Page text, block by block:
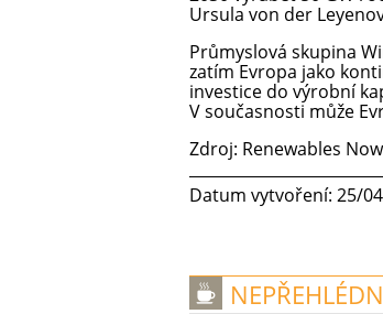
Ursula von der
Průmyslová skupina
zatím Evropa jako
investice do výrobní
V současnosti může
Zdroj: Renewables Now
Datum vytvoření: 25/